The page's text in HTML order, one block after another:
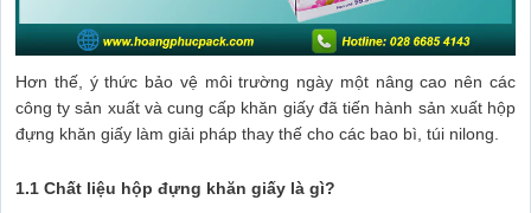
Hơn thế, ý thức bảo vệ môi trường ngày một nâng cao nên các
công ty sản xuất và cung cấp khăn giấy đã tiến hành sản xuất hộp
đựng khăn giấy làm giải pháp thay thế cho các bao bì, túi nilong.
1.1 Chất liệu hộp đựng khăn giấy là gì?